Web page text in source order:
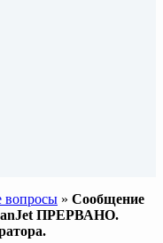
вопросы » Сообщение
ПРЕРВАНО.